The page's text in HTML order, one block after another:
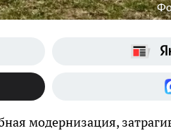
модернизация,